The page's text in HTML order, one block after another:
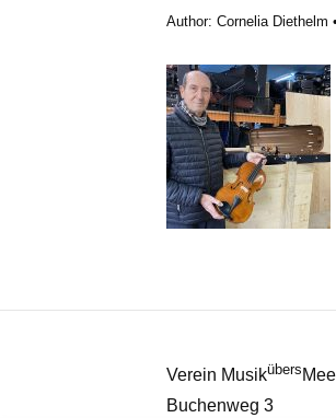
Author: Cornelia Diethelm
Verein Musikübers
Buchenweg 3